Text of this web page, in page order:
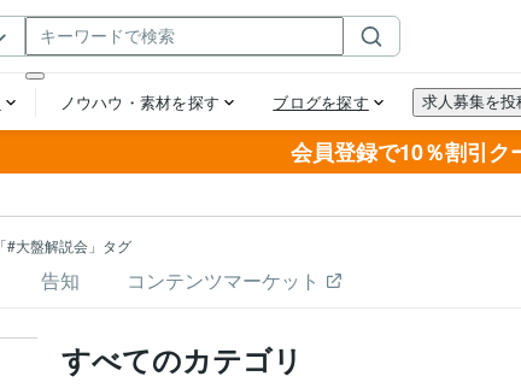
会員登録で10％割引ク
「#大盤解説会」タグ
告知 コンテンツマーケット
すべてのカテゴリ